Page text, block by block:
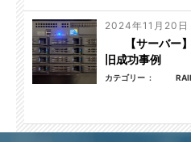
2024年11月20日
【サーバ
旧成功事例
カテゴリー